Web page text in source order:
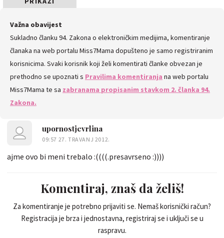
SVE
KOMENTARE
Važna obavijest
Sukladno članku 94. Zakona o elektroničkim medijima, komentiranje
članaka na web portalu Miss7Mama dopušteno je samo registriranim
korisnicima. Svaki korisnik koji želi komentirati članke obvezan je
prethodno se upoznati s Pravilima komentiranja na web portalu
Miss7Mama te sa zabranama propisanim stavkom 2. članka 94.
Zakona.
upornostjevrlina
09:57 27. TRAVANJ 2012.
ajme ovo bi meni trebalo :((((.presavrseno :))))
Komentiraj, znaš da želiš!
Za komentiranje je potrebno prijaviti se. Nemaš korisnički račun?
Registracija je brza i jednostavna, registriraj se i uključi se u
raspravu.